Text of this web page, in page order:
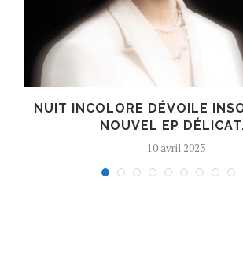
NUIT INCOLORE DÉVOILE
NOUVEL EP
10 avril 2023